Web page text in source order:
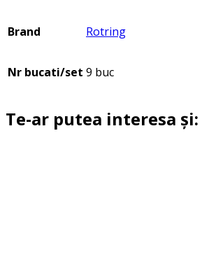
Brand Rotring
Nr bucati/set 9 buc
Te-ar putea interesa și: